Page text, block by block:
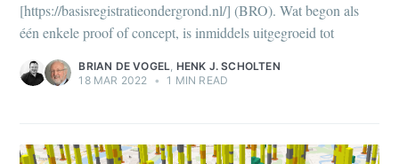
[https://basisregistratieondergrond.nl/] (BRO). Wat begon als
één enkele proof of concept, is inmiddels uitgegroeid tot
BRIAN DE VOGEL, HENK J. SCHOLTEN
18 MAR 2022 • 1 MIN READ